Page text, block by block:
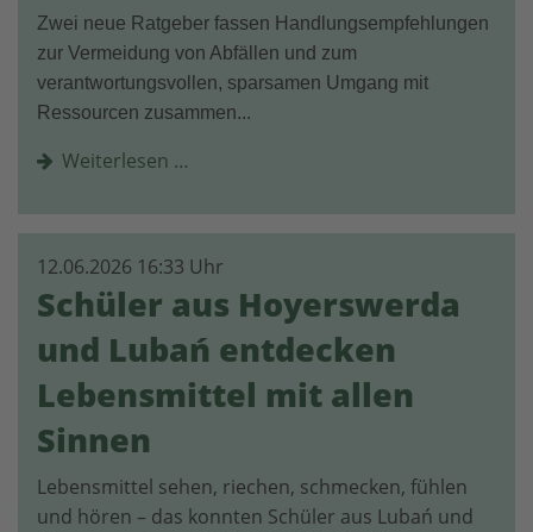
Zwei neue Ratgeber fassen Handlungsempfehlungen
zur Vermeidung von Abfällen und zum
verantwortungsvollen, sparsamen Umgang mit
Ressourcen zusammen...
Weiterlesen …
12.06.2026 16:33 Uhr
Schüler aus Hoyerswerda
und Lubań entdecken
Lebensmittel mit allen
Sinnen
Lebensmittel sehen, riechen, schmecken, fühlen
und hören – das konnten Schüler aus Lubań und